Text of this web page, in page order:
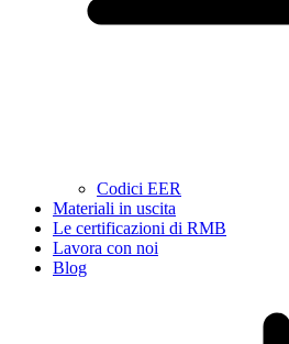
Codici EER
Materiali in uscita
Le certificazioni di RMB
Lavora con noi
Blog